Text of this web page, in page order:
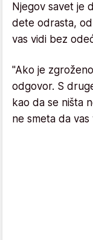
Njegov savet je
dete odrasta,
vas vidi bez
"Ako je
odgovor. S
kao da se ništa
ne smeta da